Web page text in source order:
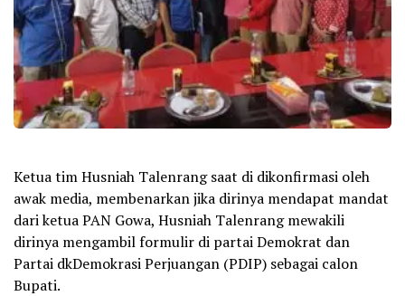
Ketua tim Husniah Talenrang saat di dikonfirmasi oleh
awak media, membenarkan jika dirinya mendapat mandat
dari ketua PAN Gowa, Husniah Talenrang mewakili
dirinya mengambil formulir di partai Demokrat dan
Partai dkDemokrasi Perjuangan (PDIP) sebagai calon
Bupati.